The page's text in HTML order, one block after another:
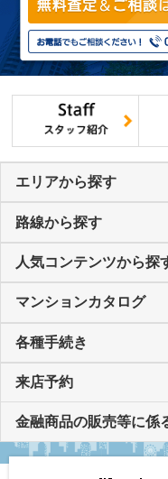
エリアから探す
路線から探す
人気コンテンツから探
マンションカタログ
各種手続き
来店予約
金融商品の販売等に係